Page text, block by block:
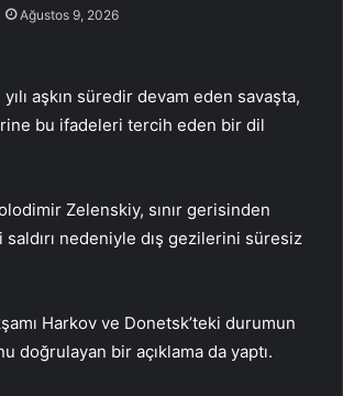
Ağustos 9, 2026
aşkın süredir devam eden savaşta,
bu ifadeleri tercih eden bir dil
Zelenskiy, sınır gerisinden
saldırı nedeniyle dış gezilerini süresiz
Harkov ve Donetsk’teki durumun
doğrulayan bir açıklama da yaptı.